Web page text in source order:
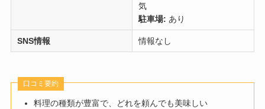
気
駐車場: あり
SNS情報 情報なし
口コミ要約
料理の種類が豊富で、どれを頼んでも美味しい